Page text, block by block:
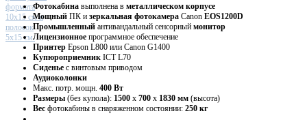
Фотокабина выполнена в металлическом корпусе
Мощный ПК и зеркальная фотокамера Canon EOS1200D
Промышленный антивандальный сенсорный монитор
Лицензионное программное обеспечение
Принтер Epson L800 или Canon G1400
Купюроприемник ICT L70
Сиденье с винтовым приводом
Аудиоколонки
Макс. потр. мощн. 400 Вт
Размеры (без купола): 1500 х 700 х 1830 мм (высота)
Вес фотокабины в снаряженном состоянии: 250 кг